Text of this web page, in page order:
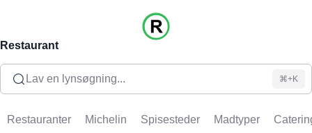
Restaurant
Lav en lynsøgning... ⌘+K
Restauranter Michelin Spisesteder Madtyper